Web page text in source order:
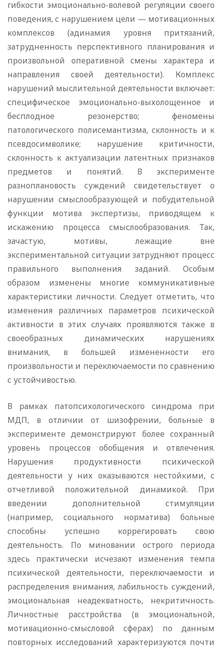
гибкости эмоционально-волевой регуляции своего
поведения, с нарушением цели — мотивационных
комплексов (адинамия уровня притязаний,
затрудненность перспективного планирования и
произвольной оперативной смены характера и
направления своей деятельности). Комплекс
нарушений мыслительной деятельности включает:
специфическое эмоционально-выхолощенное и
бесплодное резонерство; феномены
патологического полисемантизма, склонность и к
псевдосимволике; нарушение критичности,
склонность к актуализации латентных признаков
предметов и понятий. В эксперименте
разноплановость суждений свидетельствует о
нарушении смыслообразующей и побудительной
функции мотива экспертизы, приводящем к
искажению процесса смыслообразования. Так,
зачастую, мотивы, лежащие вне
экспериментальной ситуации затрудняют процесс
правильного выполнения заданий. Особым
образом изменены многие коммуникативные
характеристики личности. Следует отметить, что
изменения различных параметров психической
активности в этих случаях проявляются также в
своеобразных динамических нарушениях
внимания, в большей измененности его
произвольности и переключаемости по сравнению
с устойчивостью.
В рамках патопсихологического синдрома при
МДП, в отличии от шизофрении, больные в
эксперименте демонстрируют более сохранный
уровень процессов обобщения и отвлечения.
Нарушения продуктивности психической
деятельности у них оказываются нестойкими, с
отчетливой положительной динамикой. При
введении дополнительной стимуляции
(например, социального норматива) больные
способны успешно коррегировать свою
деятельность. По миновании острого периода
здесь практически исчезают изменения темпа
психической деятельности, переключаемости и
распределения внимания, лабильность суждений,
эмоциональная неадекватность, некритичность.
Личностные расстройства (в эмоциональной,
мотивационно-смысловой сферах) по данным
повторных исследований характеризуются почти